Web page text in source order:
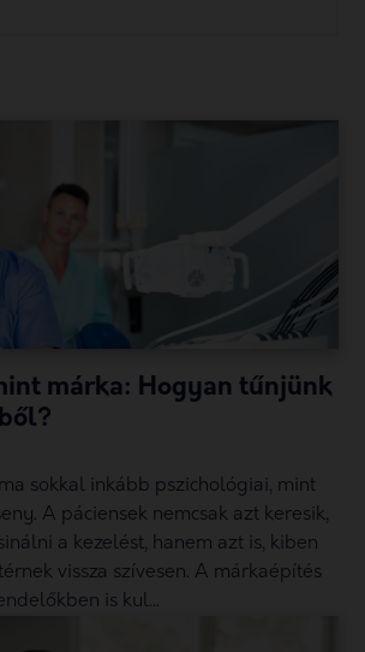
márka: Hogyan tűnjünk
sokkal inkább pszichológiai, mint
A páciensek nemcsak azt keresik,
a kezelést, hanem azt is, kiben
vissza szívesen. A márkaépítés
is kul...